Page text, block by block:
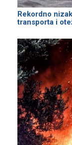
Rekordno
transporta i